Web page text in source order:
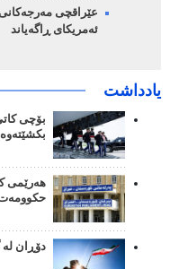
عێراقچی
ئەمریکای ڕاگەیاند
یادداشت
بۆچی
دۆڕان لە